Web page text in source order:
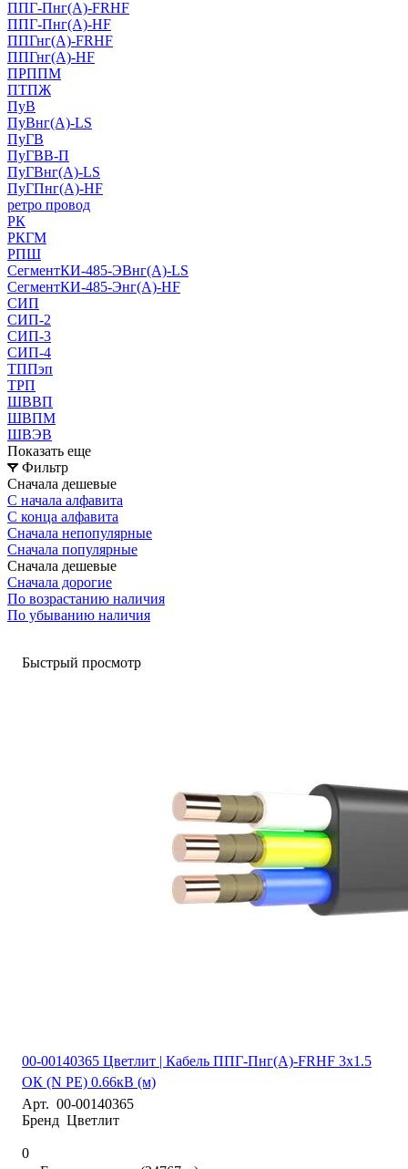
ППГ-Пнг(А)-FRHF
ППГ-Пнг(А)-HF
ППГнг(А)-FRHF
ППГнг(А)-HF
ПРППМ
ПТПЖ
ПуВ
ПуВнг(А)-LS
ПуГВ
ПуГВВ-П
ПуГВнг(А)-LS
ПуГПнг(А)-HF
ретро провод
РК
РКГМ
РПШ
СегментКИ-485-ЭВнг(А)-LS
СегментКИ-485-Энг(А)-HF
СИП
СИП-2
СИП-3
СИП-4
ТППэп
ТРП
ШВВП
ШВПМ
ШВЭВ
Показать еще
Фильтр
Сначала дешевые
С начала алфавита
С конца алфавита
Сначала непопулярные
Сначала популярные
Сначала дешевые
Сначала дорогие
По возрастанию наличия
По убыванию наличия
Быстрый просмотр
00-00140365 Цветлит | Кабель ППГ-Пнг(А)-FRHF 3х1.5
ОК (N PE) 0.66кВ (м)
Арт. 00-00140365
Бренд Цветлит
0